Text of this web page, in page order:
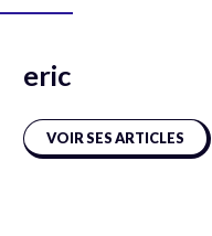
eric
VOIR SES ARTICLES